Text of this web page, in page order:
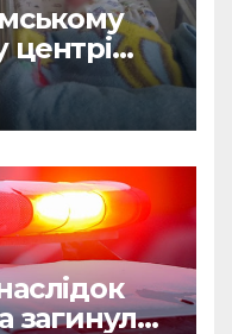
загинула